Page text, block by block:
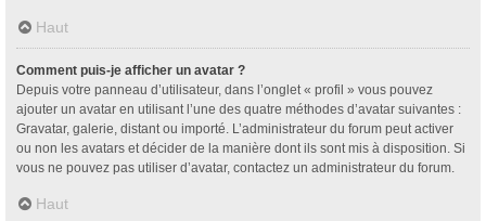
Haut
Comment puis-je afficher un avatar ?
Depuis votre panneau d’utilisateur, dans l’onglet « profil » vous pouvez
ajouter un avatar en utilisant l’une des quatre méthodes d’avatar suivantes :
Gravatar, galerie, distant ou importé. L’administrateur du forum peut activer
ou non les avatars et décider de la manière dont ils sont mis à disposition. Si
vous ne pouvez pas utiliser d’avatar, contactez un administrateur du forum.
Haut